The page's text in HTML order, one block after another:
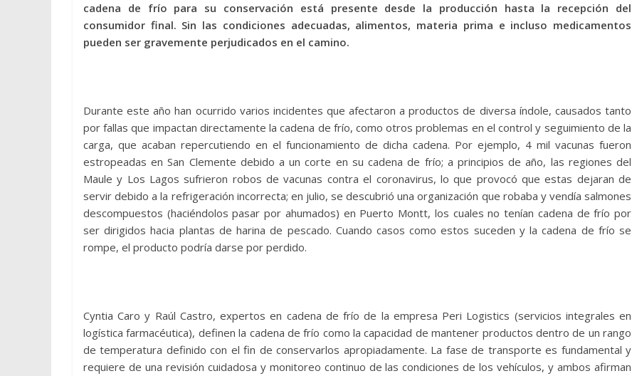
cadena de frío para su conservación está presente desde la producción hasta la recepción del
consumidor final. Sin las condiciones adecuadas, alimentos, materia prima e incluso medicamentos
pueden ser gravemente perjudicados en el camino.
Durante este año han ocurrido varios incidentes que afectaron a productos de diversa índole, causados tanto
por fallas que impactan directamente la cadena de frío, como otros problemas en el control y seguimiento de la
carga, que acaban repercutiendo en el funcionamiento de dicha cadena. Por ejemplo, 4 mil vacunas fueron
estropeadas en San Clemente debido a un corte en su cadena de frío; a principios de año, las regiones del
Maule y Los Lagos sufrieron robos de vacunas contra el coronavirus, lo que provocó que estas dejaran de
servir debido a la refrigeración incorrecta; en julio, se descubrió una organización que robaba y vendía salmones
descompuestos (haciéndolos pasar por ahumados) en Puerto Montt, los cuales no tenían cadena de frío por
ser dirigidos hacia plantas de harina de pescado. Cuando casos como estos suceden y la cadena de frío se
rompe, el producto podría darse por perdido.
Cyntia Caro y Raúl Castro, expertos en cadena de frío de la empresa Peri Logistics (servicios integrales en
logística farmacéutica), definen la cadena de frío como la capacidad de mantener productos dentro de un rango
de temperatura definido con el fin de conservarlos apropiadamente. La fase de transporte es fundamental y
requiere de una revisión cuidadosa y monitoreo continuo de las condiciones de los vehículos, y ambos afirman